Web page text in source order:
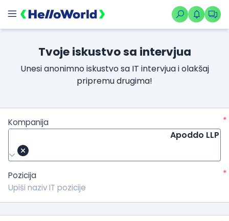
Tvoje iskustvo sa intervjua
Unesi anonimno iskustvo sa IT intervjua i olakšaj
pripremu drugima!
Kompanija
*
Apoddo LLP
Pozicija *